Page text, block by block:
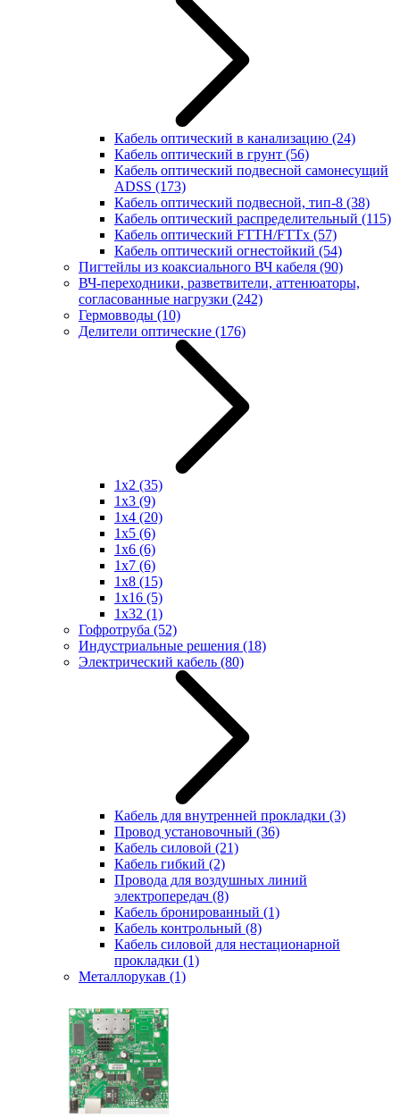
Кабель оптический в канализацию (24)
Кабель оптический в грунт (56)
Кабель оптический подвесной самонесущий
ADSS (173)
Кабель оптический подвесной, тип-8 (38)
Кабель оптический распределительный (115)
Кабель оптический FTTH/FTTx (57)
Кабель оптический огнестойкий (54)
Пигтейлы из коаксиального ВЧ кабеля (90)
ВЧ-переходники, разветвители, аттенюаторы,
согласованные нагрузки (242)
Гермовводы (10)
Делители оптические (176)
1x2 (35)
1x3 (9)
1x4 (20)
1x5 (6)
1x6 (6)
1x7 (6)
1x8 (15)
1x16 (5)
1x32 (1)
Гофротруба (52)
Индустриальные решения (18)
Электрический кабель (80)
Кабель для внутренней прокладки (3)
Провод установочный (36)
Кабель силовой (21)
Кабель гибкий (2)
Провода для воздушных линий
электропередач (8)
Кабель бронированный (1)
Кабель контрольный (8)
Кабель силовой для нестационарной
прокладки (1)
Металлорукав (1)